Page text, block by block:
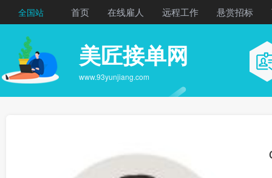
全国站 首页 在线雇人 远程工作 悬赏招标
美匠接单网
www.93yunjiang.com